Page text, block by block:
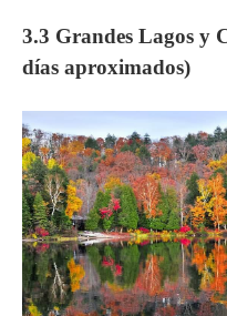
3.3 Grandes Lagos y
días aproximados)